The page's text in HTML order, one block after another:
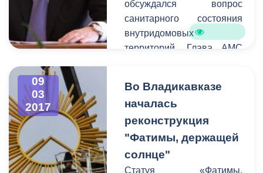
обсуждался вопрос
санитарного состояния
внутридомовых
территорий. Глава АМС
жителями
многоквартирных домов.
Так как вышеуказанные
территории являются
зоной ответственности
управляющих компаний
09
03
2017
Во Владикавказе
началась
реконструкция
"Фатимы, держащей
солнце"
Статуя «Фатимы,